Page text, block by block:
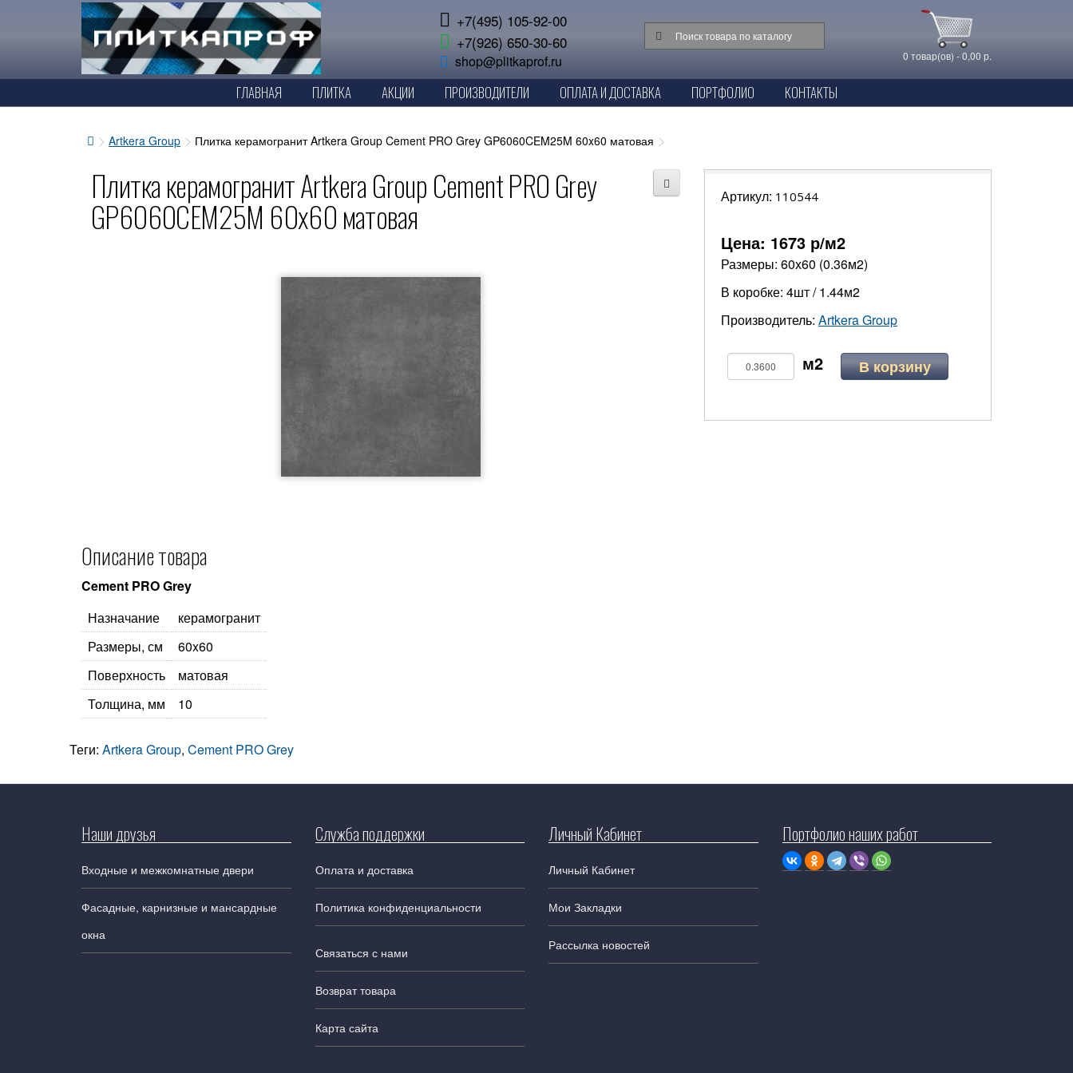
+7(495) 105-92-00
+7(926) 650-30-60
shop@plitkaprof.ru 0 товар(ов) - 0,00 р.
ГЛАВНАЯ ПЛИТКА АКЦИИ ПРОИЗВОДИТЕЛИ ОПЛАТА И ДОСТАВКА ПОРТФОЛИО КОНТАКТЫ
Artkera Group Плитка керамогранит Artkera Group Cement PRO Grey GP6060CEM25M 60x60 матовая
Плитка керамогранит Artkera Group Cement PRO Grey
GP6060CEM25M 60x60 матовая
Описание товара
Cement PRO Grey
Назначание
керамогранит
Размеры, см
60x60
Поверхность
матовая
Толщина, мм
10
Артикул: 110544
Цена: 1673 р/м2
Размеры: 60х60 (0.36м2)
В коробке: 4шт / 1.44м2
Производитель: Artkera Group
В корзину
Теги: Artkera Group, Cement PRO Grey
Наши друзья
Входные и межкомнатные двери
Фасадные, карнизные и мансардные
окна
Служба поддержки
Оплата и доставка
Политика конфиденциальности
Связаться с нами
Возврат товара
Карта сайта
Личный Кабинет
Личный Кабинет
Мои Закладки
Рассылка новостей
Портфолио наших работ